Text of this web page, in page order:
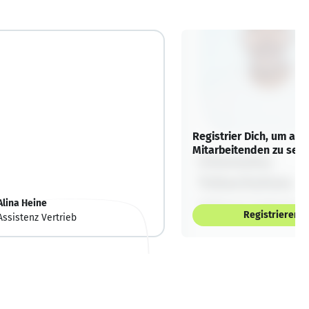
Heine
Vertrieb
Registrier Dich, um
Mitarbeitenden zu
Registrieren